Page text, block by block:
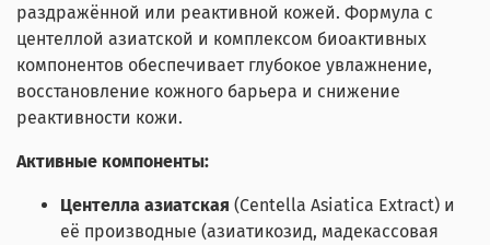
раздражённой или реактивной кожей. Формула с
центеллой азиатской и комплексом биоактивных
компонентов обеспечивает глубокое увлажнение,
восстановление кожного барьера и снижение
реактивности кожи.
Активные компоненты:
Центелла азиатская (Centella Asiatica Extract) и
её производные (азиатикозид, мадекассовая